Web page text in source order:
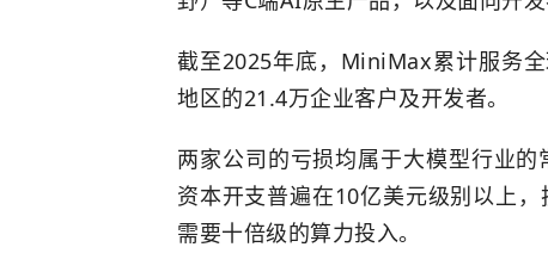
截至2025年底，MiniMax累计服务
地区的21.4万企业客户及开发者。
两家公司的亏损均属于大模型行业
资本开支普遍在10亿美元级别以上
需要十倍级的算力投入。